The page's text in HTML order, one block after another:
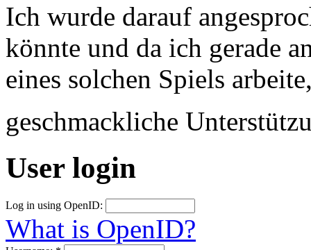
Ich wurde darauf
könnte und da ich gerade
eines solchen Spiels
geschmackliche
User login
Log in using OpenID:
What is OpenID?